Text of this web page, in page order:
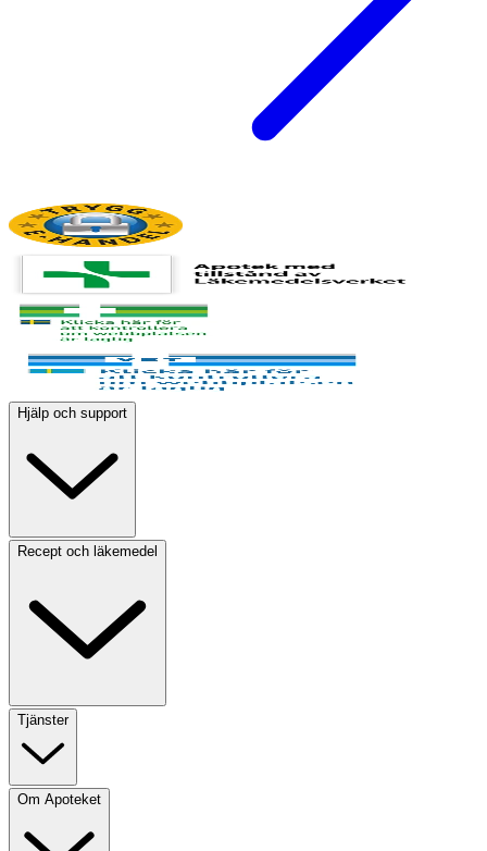
Hjälp och support
Recept och läkemedel
Tjänster
Om Apoteket